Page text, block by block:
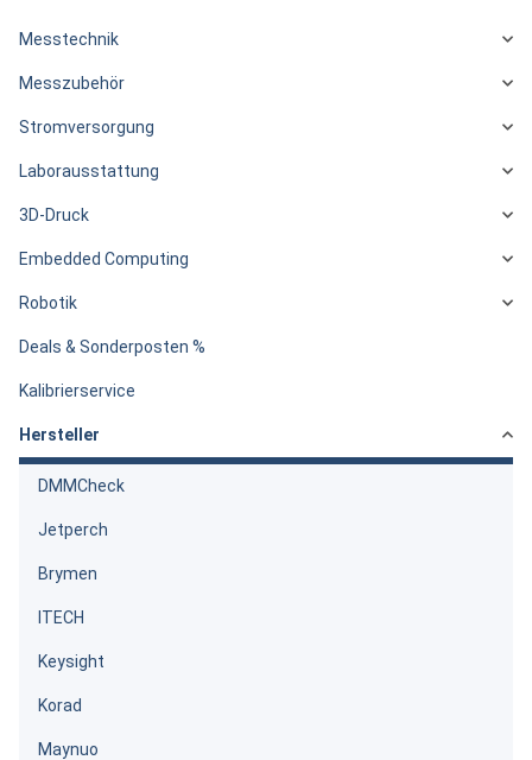
Messtechnik
Messzubehör
Stromversorgung
Laborausstattung
3D-Druck
Embedded Computing
Robotik
Deals & Sonderposten %
Kalibrierservice
Hersteller
DMMCheck
Jetperch
Brymen
ITECH
Keysight
Korad
Maynuo